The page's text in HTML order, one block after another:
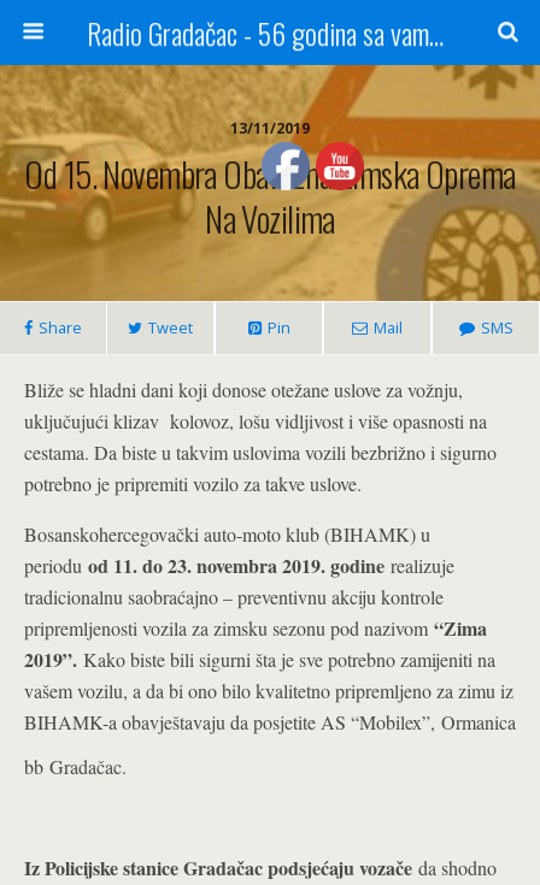
Radio Gradačac - 56 godina sa vama...
13/11/2019
Od 15. Novembra Obavezna Zimska Oprema
Na Vozilima
Share Tweet Pin Mail SMS
Bliže se hladni dani koji donose otežane uslove za vožnju,
uključujući klizav kolovoz, lošu vidljivost i više opasnosti na
cestama. Da biste u takvim uslovima vozili bezbrižno i sigurno
potrebno je pripremiti vozilo za takve uslove.
Bosanskohercegovački auto-moto klub (BIHAMK) u
periodu od 11. do 23. novembra 2019. godine realizuje
tradicionalnu saobraćajno – preventivnu akciju kontrole
pripremljenosti vozila za zimsku sezonu pod nazivom “Zima
2019”. Kako biste bili sigurni šta je sve potrebno zamijeniti na
vašem vozilu, a da bi ono bilo kvalitetno pripremljeno za zimu iz
BIHAMK-a obavještavaju da posjetite AS “Mobilex”, Ormanica
bb Gradačac.
Iz Policijske stanice Gradačac podsjećaju vozače da shodno